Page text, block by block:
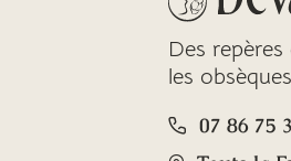
Des
les
07 86 75